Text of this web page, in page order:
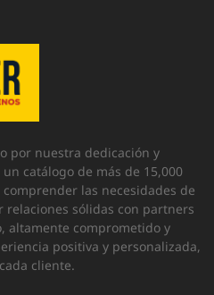
por nuestra dedicación y
catálogo de más de 15,000
las necesidades de
relaciones sólidas con partners
altamente comprometido y
positiva y personalizada,
cliente.